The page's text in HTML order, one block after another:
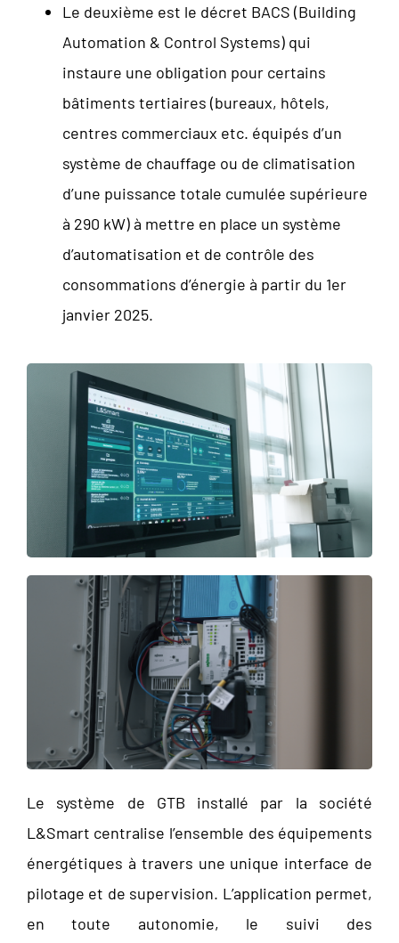
Le deuxième est le décret BACS (Building
Automation & Control Systems) qui
instaure une obligation pour certains
bâtiments tertiaires (bureaux, hôtels,
centres commerciaux etc. équipés d’un
système de chauffage ou de climatisation
d’une puissance totale cumulée supérieure
à 290 kW) à mettre en place un système
d’automatisation et de contrôle des
consommations d’énergie à partir du 1er
janvier 2025.
Le système de GTB installé par la société
L&Smart centralise l’ensemble des équipements
énergétiques à travers une unique interface de
pilotage et de supervision. L’application permet,
en toute autonomie, le suivi des